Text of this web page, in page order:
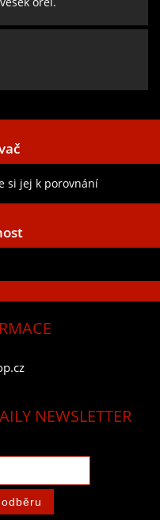
si jej k porovnání
NEWSLETTER